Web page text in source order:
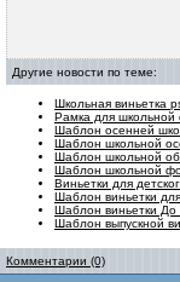
Другие новости по теме:
Школьная виньетка
Рамка для школьной
Шаблон осенней
Шаблон школьной
Шаблон школьной
Шаблон школьной
Виньетки для
Шаблон виньетки
Шаблон виньетки До
Шаблон выпускной
Комментарии (0)